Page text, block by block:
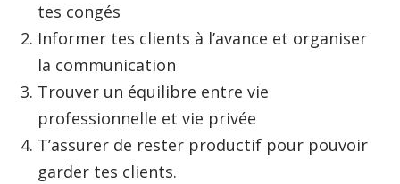
tes congés
Informer tes clients à l’avance et organiser
la communication
Trouver un équilibre entre vie
professionnelle et vie privée
T’assurer de rester productif pour pouvoir
garder tes clients.